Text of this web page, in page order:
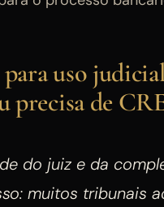
para uso
precisa de
do juiz e da
muitos tribunais